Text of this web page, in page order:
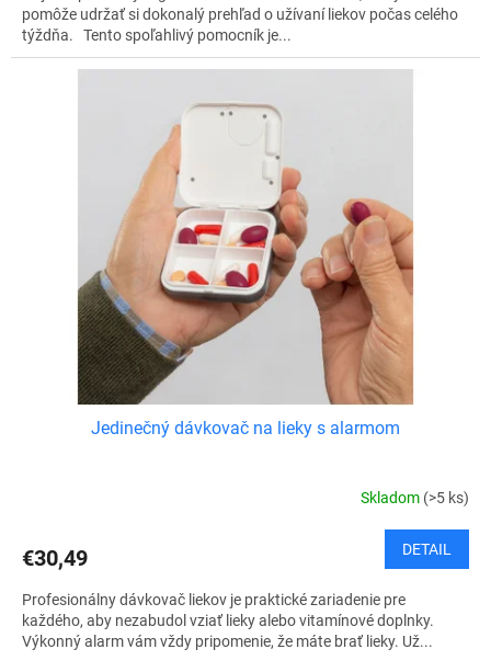
pomôže udržať si dokonalý prehľad o užívaní liekov počas celého
týždňa. Tento spoľahlivý pomocník je...
Jedinečný dávkovač na lieky s alarmom
Skladom (>5 ks)
€30,49 DETAIL
Profesionálny dávkovač liekov je praktické zariadenie pre
každého, aby nezabudol vziať lieky alebo vitamínové doplnky.
Výkonný alarm vám vždy pripomenie, že máte brať lieky. Už...